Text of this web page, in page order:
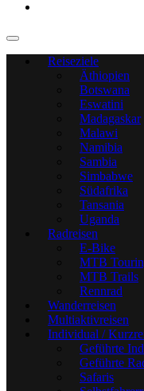
Reiseziele
Äthiopien
Botswana
Eswatini
Madagaskar
Malawi
Namibia
Sambia
Simbabwe
Südafrika
Tansania
Uganda
Radreisen
E-Bike
MTB
MTB Trails
Rennrad
Wanderreisen
Multiaktivreisen
Individual /
Geführte
Geführte
Safaris